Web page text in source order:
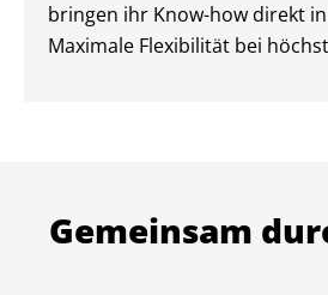
bringen ihr Know-how direkt
Maximale Flexibilität bei
Gemeinsam